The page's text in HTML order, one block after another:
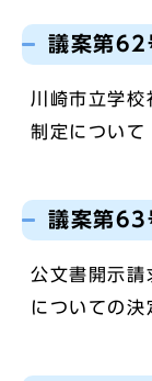
議案第62
川崎市立学校
制定について
議案第63
公文書開示請
についての